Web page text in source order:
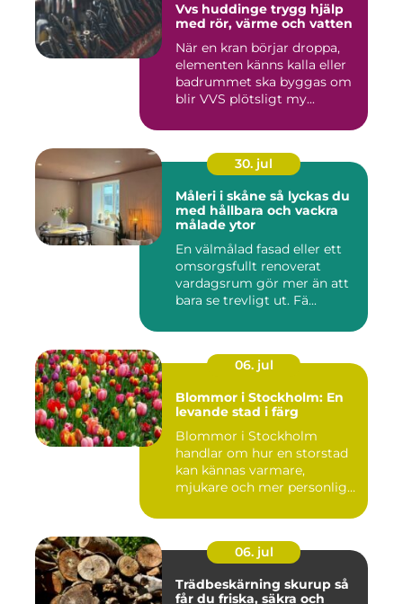
Vvs huddinge trygg hjälp
med rör, värme och vatten
När en kran börjar droppa,
elementen känns kalla eller
badrummet ska byggas om
blir VVS plötsligt my...
30. jul
Måleri i skåne så lyckas du
med hållbara och vackra
målade ytor
En välmålad fasad eller ett
omsorgsfullt renoverat
vardagsrum gör mer än att
bara se trevligt ut. Fä...
06. jul
Blommor i Stockholm: En
levande stad i färg
Blommor i Stockholm
handlar om hur en storstad
kan kännas varmare,
mjukare och mer personlig
06. jul
Trädbeskärning skurup så
får du friska, säkra och